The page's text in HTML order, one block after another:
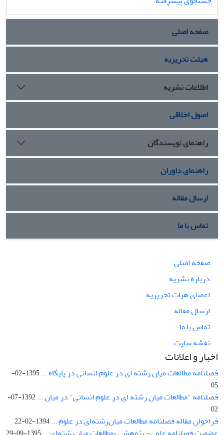
صفحه اصلی
هیئت تحریریه
اطلاعات نشریه
اصول اخلاقی
راهنمای نویسندگان
راهنمای داوران
ارسال مقاله
تماس با ما
صفحه اصلی
درباره نشریه
اعضای هیات تحریریه
ارسال مقاله
تماس با ما
نقشه سایت
اخبار و اعلانات
فصلنامه مطالعات میان رشته ای در علوم انسانی در پایگاه ...
1395-02-
05
فصلنامه "مطالعات میان رشته ای در علوم انسانی" در میان ...
1392-07-
02
فراخوان مقاله فصلنامه مطالعات میان‌رشته‌ای در علوم ...1394-02-22